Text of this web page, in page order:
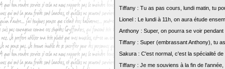
Tiffany : Tu as pas cours, lundi matin, tu
Lionel : Le lundi à 11h, on aura étude
Anthony : Super, on pourra se voir pendant
Tiffany : Super (embrassant Anthony), tu
Sakura : C'est normal, c'est la spécialité de
Tiffany : Je me souviens à la fin de